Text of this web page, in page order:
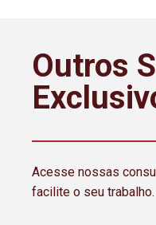
Outros
Acesse nossas
facilite o seu trabalho.